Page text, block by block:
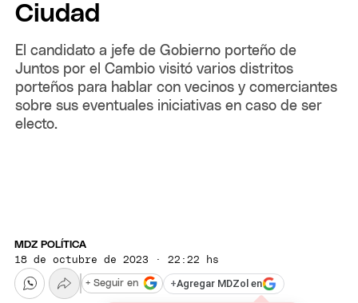
Ciudad
El candidato a jefe de Gobierno porteño de
Juntos por el Cambio visitó varios distritos
porteños para hablar con vecinos y comerciantes
sobre sus eventuales iniciativas en caso de ser
electo.
MDZ POLÍTICA
18 de octubre de 2023 · 22:22 hs
+Agregar MDZol en
+ Seguir en